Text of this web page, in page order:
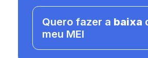
Quero fazer a baixa
meu MEI